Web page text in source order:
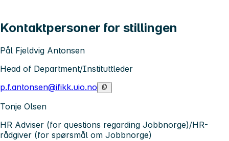
Kontaktpersoner for stillingen
Pål Fjeldvig Antonsen
Head of Department/Instituttleder
p.f.antonsen@ifikk.uio.no
Tonje Olsen
HR Adviser (for questions regarding Jobbnorge)/HR-
rådgiver (for spørsmål om Jobbnorge)